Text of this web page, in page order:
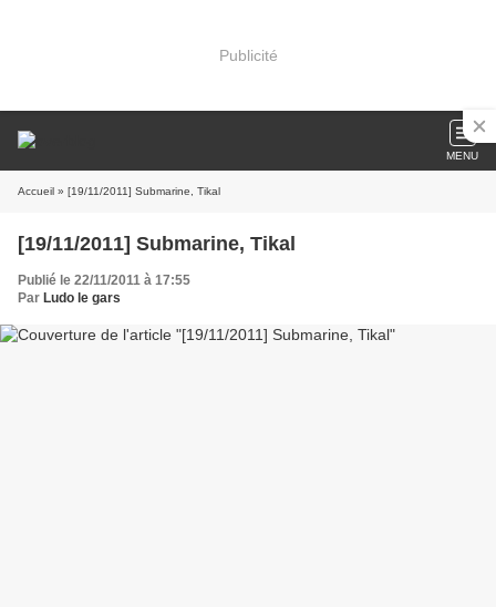
Publicité
MENU
Accueil » [19/11/2011] Submarine, Tikal
[19/11/2011] Submarine, Tikal
Publié le 22/11/2011 à 17:55
Par Ludo le gars